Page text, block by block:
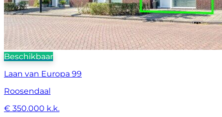
Beschikbaar
Laan van Europa 99
Roosendaal
€ 350.000 k.k.